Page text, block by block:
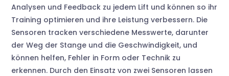
Analysen und Feedback zu jedem Lift und können so ihr
Training optimieren und ihre Leistung verbessern. Die
Sensoren tracken verschiedene Messwerte, darunter
der Weg der Stange und die Geschwindigkeit, und
können helfen, Fehler in Form oder Technik zu
erkennen. Durch den Einsatz von zwei Sensoren lassen